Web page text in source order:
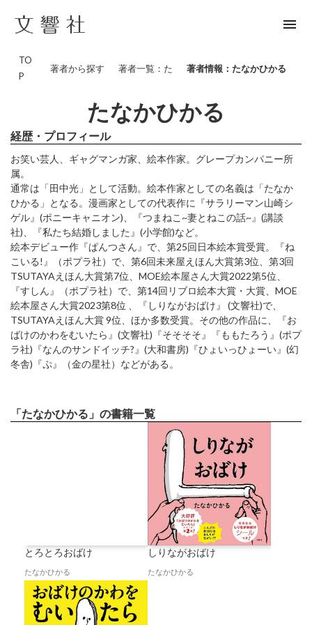
menu
TO
P
著者から探す 著者一覧：た 著者情報：たなかひかる
たなかひかる
経歴・プロフィール
お笑い芸人、ギャグマンガ家、絵本作家。グレープカンパニー所
属。
通常は「田中光」として活動。絵本作家としての名義は「たなか
ひかる」となる。漫画家としての代表作に『サラリーマン山崎シ
ゲル』(ポニーキャニオン)、『つまねこ~妻とねこの話~』(講談
社)、『私たち結婚しました』(小学館)など。
絵本デビュー作『ぱんつさん』で、第25回日本絵本賞受賞。『ね
こいる!』（ポプラ社）で、第6回未来屋えほん大賞第3位、第3回
TSUTAYAえほん大賞第7位、MOE絵本屋さん大賞2022第5位、
『すしん』（ポプラ社）で、第14回リブロ絵本大賞・大賞、MOE
絵本屋さん大賞2023第8位 、『しりながおばけ』 (文響社)で、
TSUTAYAえほん大賞 9位、ほか多数受賞。その他の作品に、『お
ばけのかわをむいたら』(文響社)『そそそそ』『ももたろう』(ポプ
ラ社)『なんのサンドイッチ?』(大和書房)『ひょいっひょーい』(幻
冬舎)『ぷ』（金の星社）などがある。
「たなかひかる」の書籍一覧
とろとろおばけ
たなかひかる
しりながおばけ
たなかひかる